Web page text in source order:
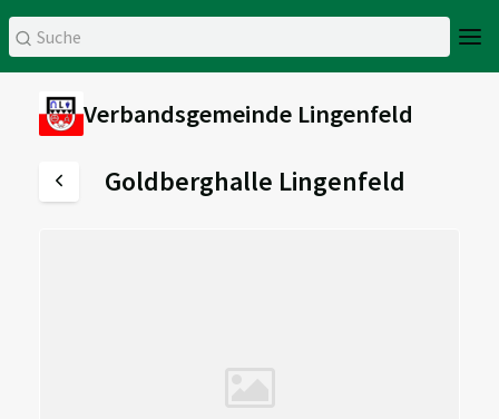
Verbandsgemeinde Lingenfeld
Goldberghalle Lingenfeld